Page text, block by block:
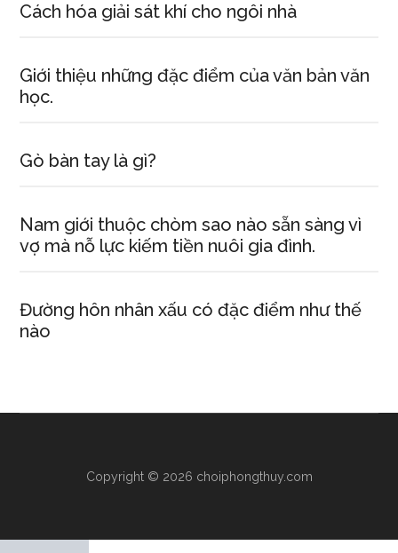
Cách hóa giải sát khí cho ngôi nhà
Giới thiệu những đặc điểm của văn bản văn
học.
Gò bàn tay là gì?
Nam giới thuộc chòm sao nào sẵn sàng vì
vợ mà nỗ lực kiếm tiền nuôi gia đình.
Đường hôn nhân xấu có đặc điểm như thế
nào
Copyright © 2026 choiphongthuy.com